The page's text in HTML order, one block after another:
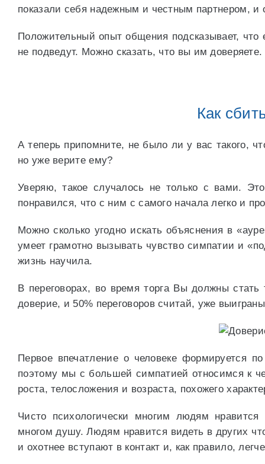
показали себя надежным и честным партнером,
Положительный опыт общения подсказывает,
не подведут. Можно сказать, что вы им
Как
А теперь припомните, не было ли у вас такого,
но уже верите ему?
Уверяю, такое случалось не только с вами.
понравился, что с ним с самого начала легко и
Можно сколько угодно искать объяснения в
умеет грамотно вызывать чувство симпатии и
жизнь научила.
В переговорах, во время торга Вы должны стать
доверие, и 50% переговоров считай, уже
Первое впечатление о человеке формируется
поэтому мы с большей симпатией относимся к
роста, телосложения и возраста, похожего
Чисто психологически многим людям
многом душу. Людям нравится видеть в других
и охотнее вступают в контакт и, как правило,